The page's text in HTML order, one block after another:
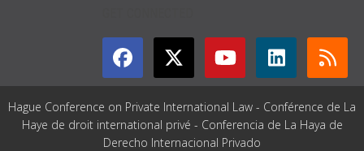
Hague Conference on Private International Law - Conférence de La
Haye de droit international privé - Conferencia de La Haya de
Derecho Internacional Privado